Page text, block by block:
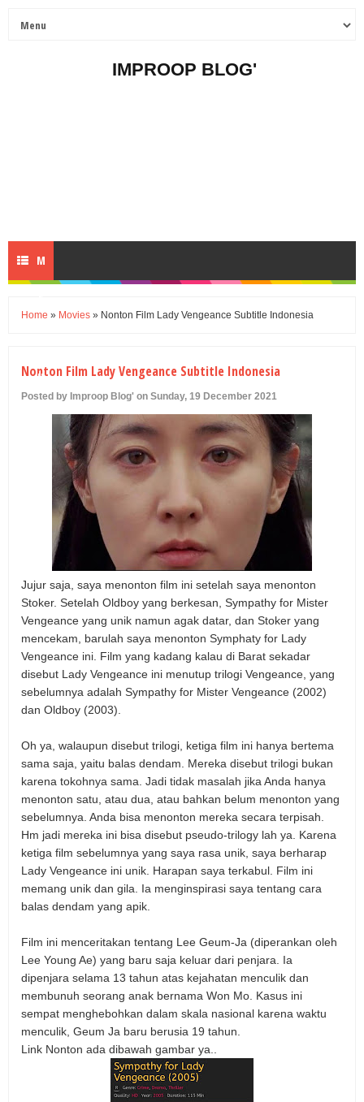
IMPROOP BLOG'
M
U
Home » Movies » Nonton Film Lady Vengeance Subtitle Indonesia
Nonton Film Lady Vengeance Subtitle Indonesia
Posted by Improop Blog' on Sunday, 19 December 2021
Jujur saja, saya menonton film ini setelah saya menonton
Stoker. Setelah Oldboy yang berkesan, Sympathy for Mister
Vengeance yang unik namun agak datar, dan Stoker yang
mencekam, barulah saya menonton Symphaty for Lady
Vengeance ini. Film yang kadang kalau di Barat sekadar
disebut Lady Vengeance ini menutup trilogi Vengeance, yang
sebelumnya adalah Sympathy for Mister Vengeance (2002)
dan Oldboy (2003).
Oh ya, walaupun disebut trilogi, ketiga film ini hanya bertema
sama saja, yaitu balas dendam. Mereka disebut trilogi bukan
karena tokohnya sama. Jadi tidak masalah jika Anda hanya
menonton satu, atau dua, atau bahkan belum menonton yang
sebelumnya. Anda bisa menonton mereka secara terpisah.
Hm jadi mereka ini bisa disebut pseudo-trilogy lah ya. Karena
ketiga film sebelumnya yang saya rasa unik, saya berharap
Lady Vengeance ini unik. Harapan saya terkabul. Film ini
memang unik dan gila. Ia menginspirasi saya tentang cara
balas dendam yang apik.
Film ini menceritakan tentang Lee Geum-Ja (diperankan oleh
Lee Young Ae) yang baru saja keluar dari penjara. Ia
dipenjara selama 13 tahun atas kejahatan menculik dan
membunuh seorang anak bernama Won Mo. Kasus ini
sempat menghebohkan dalam skala nasional karena waktu
menculik, Geum Ja baru berusia 19 tahun.
Link Nonton ada dibawah gambar ya..